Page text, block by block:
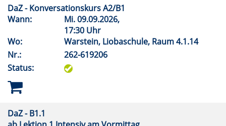
DaZ - Konversationskurs A2/B1
Wann:
Mi.09.09.2026,
17:30 Uhr
Wo:
Warstein, Liobaschule, Raum 4.1.14
Nr.:
262-619206
Status:
DaZ - B1.1